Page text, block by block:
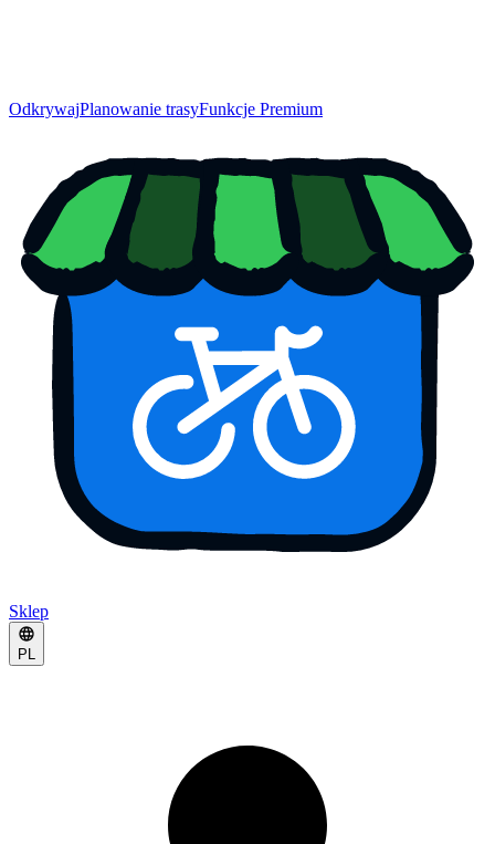
OdkrywajPlanowanie trasyFunkcje Premium
Sklep
PL